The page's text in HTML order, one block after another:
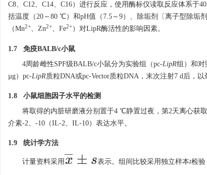
C8、C12、C14、C16）进行反应，使用酶标仪读取反应体系于
括温度（20～80 ℃）和pH值（7.5～9）、除垢剂〔离子型除垢
（Mn2+、Zn2+、Fe2+）对LipR酶活性的影响因素。
1.7 免疫BALB/c小鼠
4周龄雌性SPF级BALB/c小鼠分为实验组（pc-LipR组）和对
µg）pc-LipR质粒DNA或pc-Vector质粒DNA，末次注射7 d后，
1.8 小鼠细胞因子水平的检测
将取得的内脏研磨液分别置于4 ℃静置过夜，第2天离心获
介素-2、-10（IL-2、IL-10）表达水平。
1.9 统计学方法
计量资料采用
x¯±
表示。组间比较采用独立样本t检验